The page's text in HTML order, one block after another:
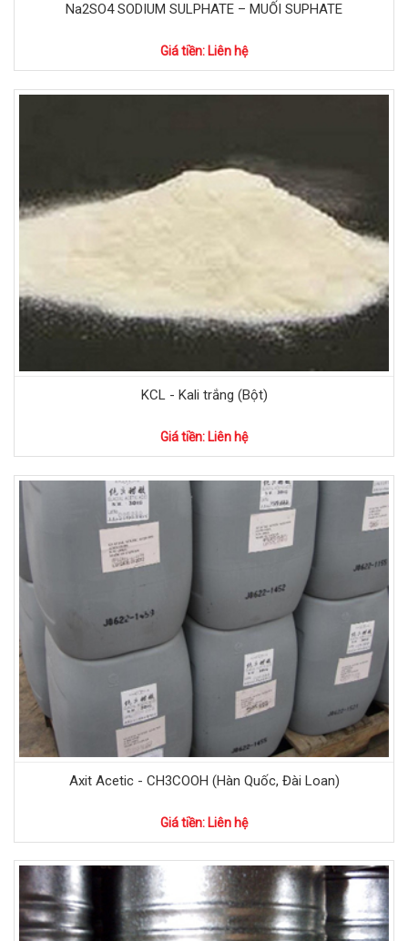
Na2SO4 SODIUM SULPHATE – MUỐI SUPHATE
Giá tiền: Liên hệ
KCL - Kali trắng (Bột)
Giá tiền: Liên hệ
Axit Acetic - CH3COOH (Hàn Quốc, Đài Loan)
Giá tiền: Liên hệ